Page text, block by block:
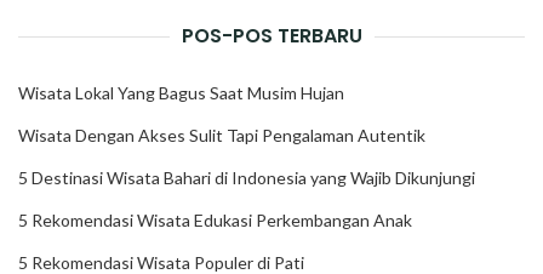
POS-POS TERBARU
Wisata Lokal Yang Bagus Saat Musim Hujan
Wisata Dengan Akses Sulit Tapi Pengalaman Autentik
5 Destinasi Wisata Bahari di Indonesia yang Wajib Dikunjungi
5 Rekomendasi Wisata Edukasi Perkembangan Anak
5 Rekomendasi Wisata Populer di Pati